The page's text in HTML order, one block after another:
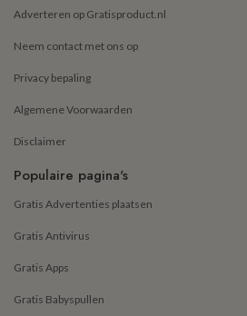
Adverteren op Gratisproduct.nl
Neem contact met ons op
Privacy bepaling
Algemene Voorwaarden
Disclaimer
Populaire pagina's
Gratis Advertenties plaatsen
Gratis Antivirus
Gratis Apps
Gratis Babyspullen